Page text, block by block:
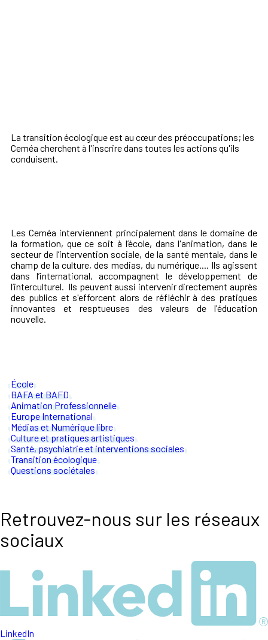
La transition écologique est au cœur des préoccupations; les
Ceméa cherchent à l'inscrire dans toutes les actions qu'ils
conduisent.
Les Ceméa interviennent principalement dans le domaine de
la formation, que ce soit à l’école, dans l'animation, dans le
secteur de l’intervention sociale, de la santé mentale, dans le
champ de la culture, des medias, du numérique.... Ils agissent
dans l’international, accompagnent le développement de
l’interculturel. Ils peuvent aussi intervenir directement auprès
des publics et s'efforcent alors de réfléchir à des pratiques
innovantes et resptueuses des valeurs de l'éducation
nouvelle.
École
BAFA et BAFD
Animation Professionnelle
Europe International
Médias et Numérique libre
Culture et pratiques artistiques
Santé, psychiatrie et interventions sociales
Transition écologique
Questions sociétales
Retrouvez-nous sur les réseaux
sociaux
LinkedIn